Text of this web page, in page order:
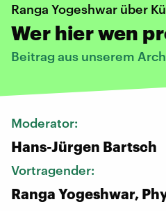
Ranga Yogeshwar über
Wer hier wen
Beitrag aus unserem
Moderator:
Hans-Jürgen Bartsch
Vortragender:
Ranga Yogeshwar,